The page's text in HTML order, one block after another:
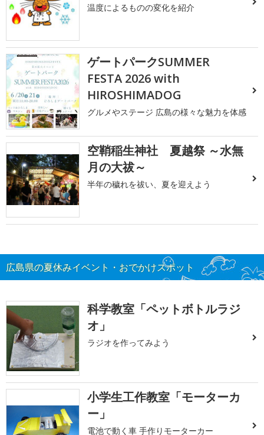
温度によるものの変化を紹介
ゲートパークSUMMER
FESTA 2026 with
HIROSHIMADOG
グルメやステージ 広島の様々な魅力を体感
空鞘稲生神社 夏越祭 ～水無
月の大祓～
半年の穢れを祓い、夏を迎えよう
広島県の夏休みイベント・おでかけスポット
科学教室「ペットボトルラジ
オ」
ラジオを作ってみよう
小学生工作教室「モーターカ
ー」
電池で動く車 手作りモーターカー